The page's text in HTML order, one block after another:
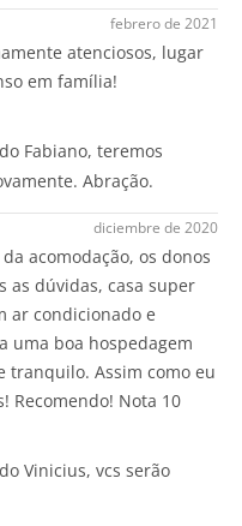
febrero de 2021
atenciosos, lugar
em família!
Fabiano, teremos
Abração.
diciembre de 2020
acomodação, os donos
as dúvidas, casa super
ar condicionado e
uma boa hospedagem
tranquilo. Assim como eu
Recomendo! Nota 10
Vinicius, vcs serão